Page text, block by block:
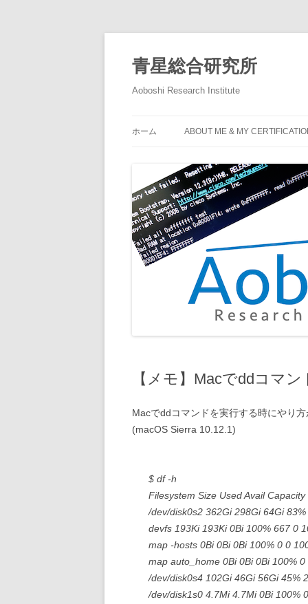
青星総合研究所
Aoboshi Research Institute
ホーム ABOUT ME & MY
【メモ】Macでddコマン
Macでddコマンドを実行する時にやり
(macOS Sierra 10.12.1)
$ df -h
Filesystem Size Used Avail
/dev/disk0s2 362Gi 298Gi 64Gi
devfs 193Ki 193Ki 0Bi 100% 667 0
map -hosts 0Bi 0Bi 0Bi 100% 0 0
map auto_home 0Bi 0Bi 0Bi 100%
/dev/disk0s4 102Gi 46Gi 56Gi 45%
/dev/disk1s0 4.7Mi 4.7Mi 0Bi 100%